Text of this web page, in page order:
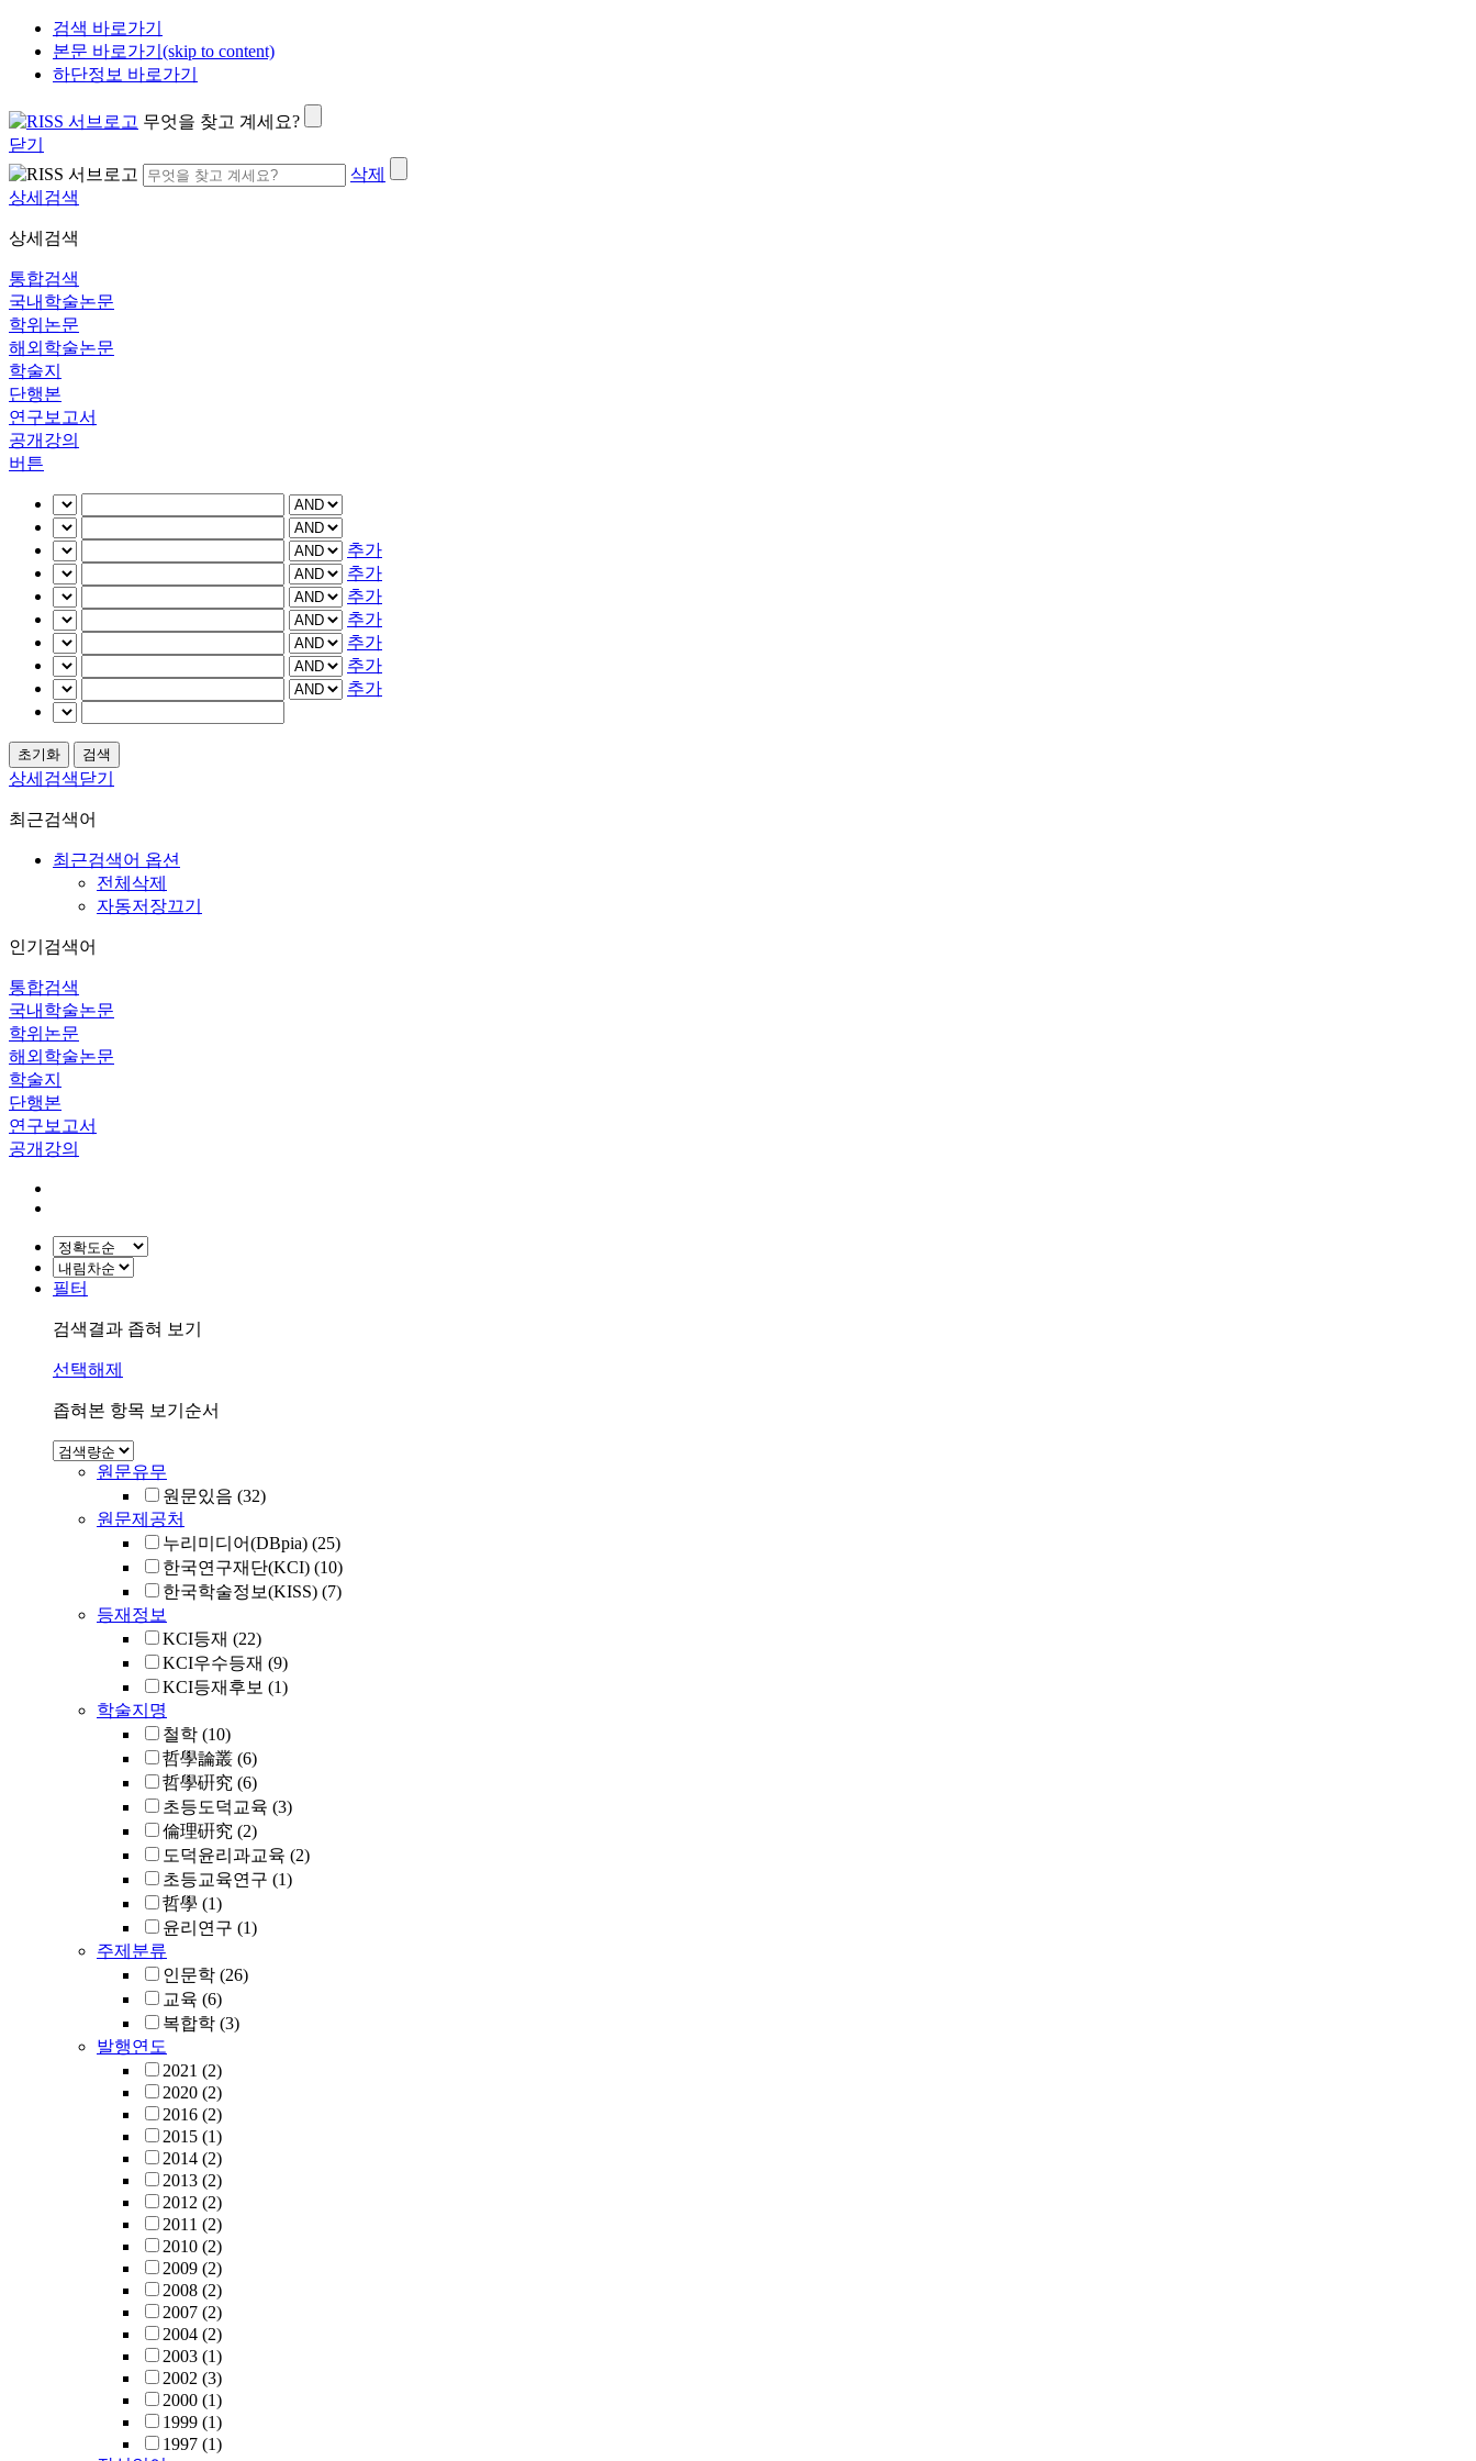
검색 바로가기
본문 바로가기(skip to content)
하단정보 바로가기
무엇을 찾고 계세요?
닫기
삭제
상세검색
상세검색
통합검색
국내학술논문
학위논문
해외학술논문
학술지
단행본
연구보고서
공개강의
버튼
추가
추가
추가
추가
추가
추가
추가
상세검색닫기
최근검색어
최근검색어 옵션
전체삭제
자동저장끄기
인기검색어
통합검색
국내학술논문
학위논문
해외학술논문
학술지
단행본
연구보고서
공개강의
필터
검색결과 좁혀 보기
선택해제
좁혀본 항목 보기순서
원문유무
원문있음 (32)
원문제공처
누리미디어(DBpia) (25)
한국연구재단(KCI) (10)
한국학술정보(KISS) (7)
등재정보
KCI등재 (22)
KCI우수등재 (9)
KCI등재후보 (1)
학술지명
철학 (10)
哲學論叢 (6)
哲學硏究 (6)
초등도덕교육 (3)
倫理硏究 (2)
도덕윤리과교육 (2)
초등교육연구 (1)
哲學 (1)
윤리연구 (1)
주제분류
인문학 (26)
교육 (6)
복합학 (3)
발행연도
2021 (2)
2020 (2)
2016 (2)
2015 (1)
2014 (2)
2013 (2)
2012 (2)
2011 (2)
2010 (2)
2009 (2)
2008 (2)
2007 (2)
2004 (2)
2003 (1)
2002 (3)
2000 (1)
1999 (1)
1997 (1)